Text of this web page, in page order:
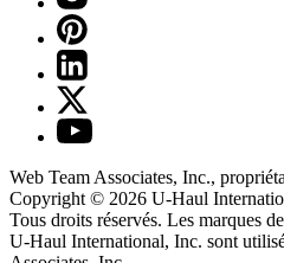
Web Team Associates, Inc.,
Copyright © 2026 U-Haul
Tous droits réservés. Les marques
U-Haul International, Inc. sont